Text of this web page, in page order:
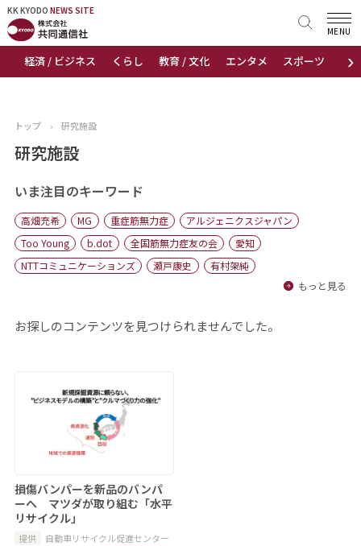
KK KYODO NEWS SITE
›
経済 / ビジネス くらし 教育 / 文化 エンタメ スポーツ 地域
MENU
KK KYODONEWS SITE
トップページ
ニュース
おすすめコンテンツ
出版物
会社概要
トップ › 研究施設
研究施設
いま注目のキーワード
高畑充希 MG 重症筋無力症
アルジェニクスジャパン
Too Young
b.dot 全国筋無力症友の会
愛知
NTTコミュニケーションズ
瀬戸康史
有村架純
もっと見る
お探しのコンテンツを見つけられませんでした。
損傷バンパーを新品のバンパ
ーへ マツダが取り組む「水平
リサイクル」
提供 自動車リサイクル促進センター